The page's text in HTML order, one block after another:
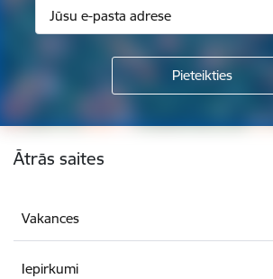
Kājene
Ātrās saites
Vakances
Iepirkumi